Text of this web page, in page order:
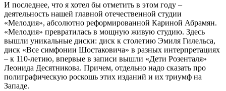
И последнее, что я хотел бы отметить в этом году –
деятельность нашей главной отечественной студии
«Мелодия», абсолютно реформированной Кариной Абрамян.
«Мелодия» превратилась в мощную живую студию. Здесь
вышли уникальные диски: диск к столетию Эмиля Гилельса,
диск «Все симфонии Шостаковича» в разных интерпретациях
– к 110-летию, впервые в записи вышли «Дети Розенталя»
Леонида Десятникова. Причем, отдельно надо сказать про
полиграфическую роскошь этих изданий и их триумф на
Западе.